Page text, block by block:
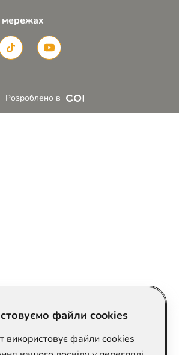
мережах
Розроблено в
файли cookies
використовує файли cookies